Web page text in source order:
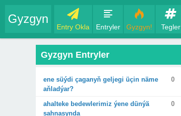
Gyzgyn
Entry Okla Entryler Gyzgyn! Tegler
Gyzgyn Entryler
ene süýdi çaganyň geljegi üçin näme
aňladýar?
0
ahalteke bedewlerimiz ýene dünýä
sahnasynda
0